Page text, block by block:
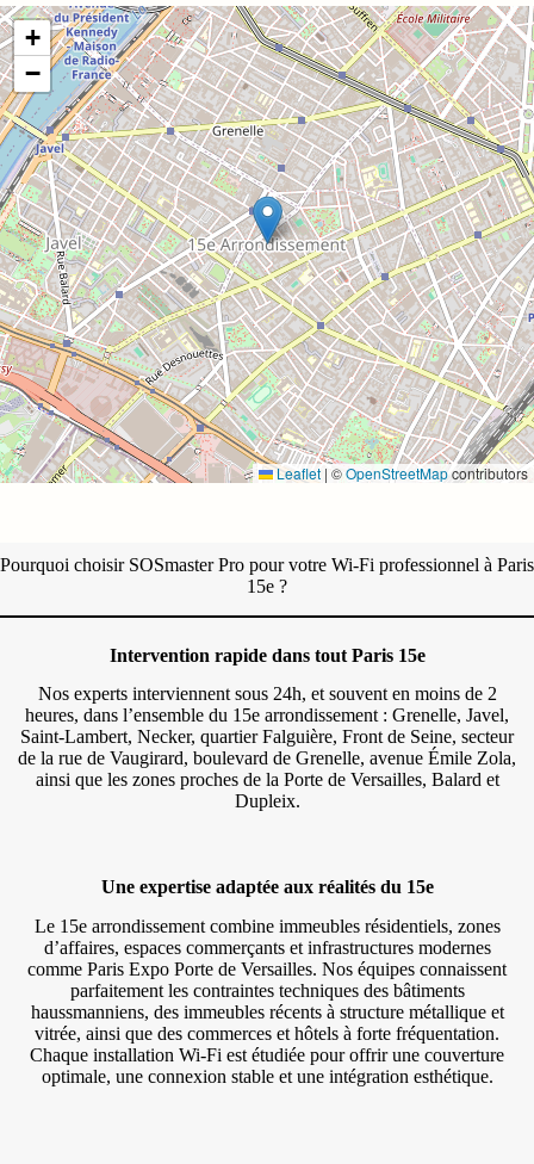
+
−
Leaflet | ©OpenStreetMapcontributors
Pourquoi choisir SOSmaster Pro pour votre Wi-Fi professionnel à Paris
15e ?
Intervention rapide dans tout Paris 15e
Nos experts interviennent sous 24h, et souvent en moins de 2
heures, dans l’ensemble du 15e arrondissement : Grenelle, Javel,
Saint-Lambert, Necker, quartier Falguière, Front de Seine, secteur
de la rue de Vaugirard, boulevard de Grenelle, avenue Émile Zola,
ainsi que les zones proches de la Porte de Versailles, Balard et
Dupleix.
Une expertise adaptée aux réalités du 15e
Le 15e arrondissement combine immeubles résidentiels, zones
d’affaires, espaces commerçants et infrastructures modernes
comme Paris Expo Porte de Versailles. Nos équipes connaissent
parfaitement les contraintes techniques des bâtiments
haussmanniens, des immeubles récents à structure métallique et
vitrée, ainsi que des commerces et hôtels à forte fréquentation.
Chaque installation Wi-Fi est étudiée pour offrir une couverture
optimale, une connexion stable et une intégration esthétique.